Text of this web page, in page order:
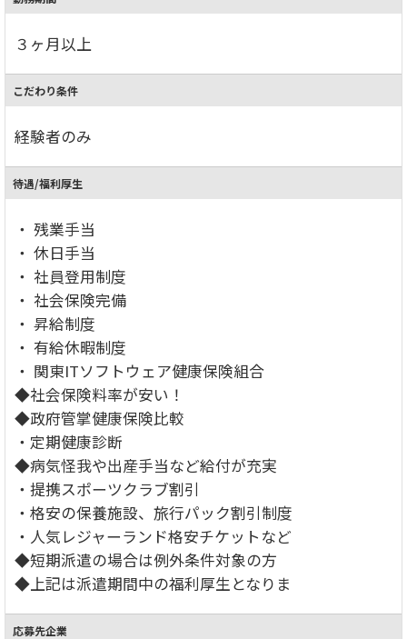
３ヶ月以上
こだわり条件
経験者のみ
待遇/福利厚生
・ 残業手当
・ 休日手当
・ 社員登用制度
・ 社会保険完備
・ 昇給制度
・ 有給休暇制度
・ 関東ITソフトウェア健康保険組合
◆社会保険料率が安い！
◆政府管掌健康保険比較
・定期健康診断
◆病気怪我や出産手当など給付が充実
・提携スポーツクラブ割引
・格安の保養施設、旅行パック割引制度
・人気レジャーランド格安チケットなど
◆短期派遣の場合は例外条件対象の方
◆上記は派遣期間中の福利厚生となりま
応募先企業